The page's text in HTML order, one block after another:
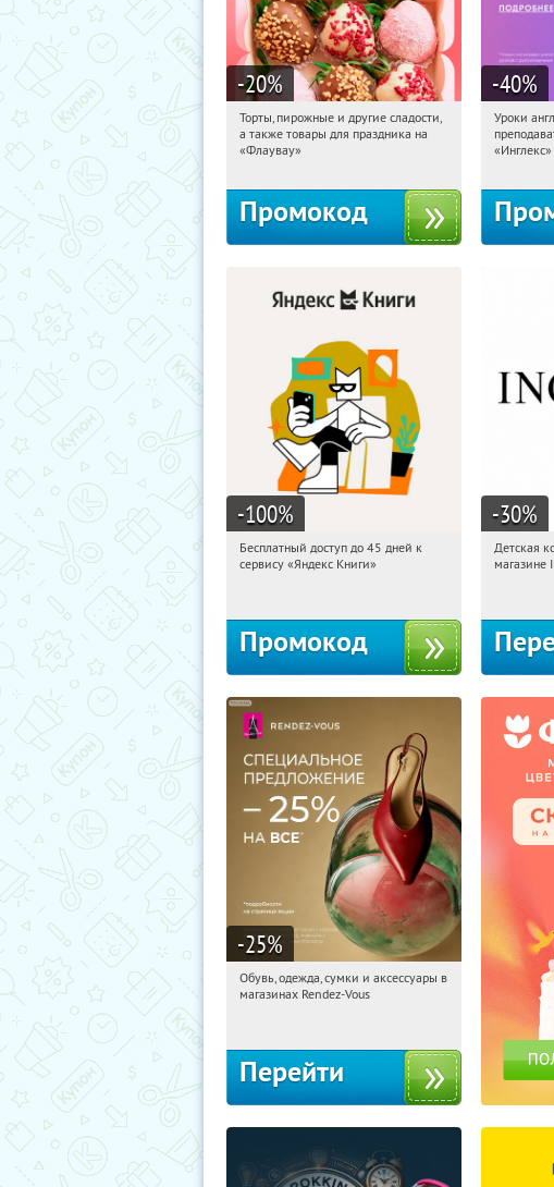
-20%
12:58:26 Получили:
Россия
Торты, пирожные и другие сладости,
а также товары для праздника на
«Флаувау»
Промокод
-40%
Россия
Уроки
«Инглекс»
-100%
12:58:26
Получи первым!
Бесплатный доступ до 45 дней к
сервису «Яндекс Книги»
Промокод
-30%
Детская
магазине
-25%
12:58:26 Получили: 3
Обувь, одежда, сумки и аксессуары в
магазинах Rendez-Vous
Перейти